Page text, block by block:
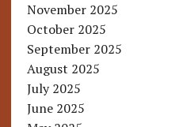
November 2025
October 2025
September 2025
August 2025
July 2025
June 2025